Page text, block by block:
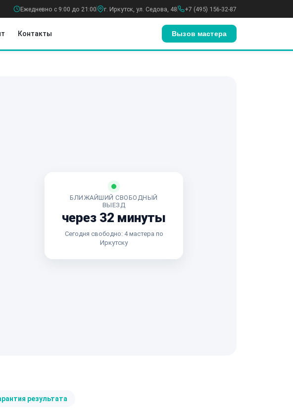
Ежедневно с 9:00 до 21:00 г. Иркутск, ул. Седова, 48 +7 (495) 156-32-87
Контакты Вызов мастера
БЛИЖАЙШИЙ СВОБОДНЫЙ
ВЫЕЗД
через 32 минуты
Сегодня свободно: 4 мастера по
Иркутску
результата